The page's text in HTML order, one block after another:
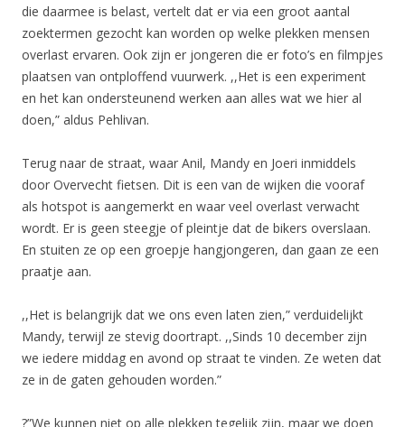
die daarmee is belast, vertelt dat er via een groot aantal
zoektermen gezocht kan worden op welke plekken mensen
overlast ervaren. Ook zijn er jongeren die er foto’s en filmpjes
plaatsen van ontploffend vuurwerk. ,,Het is een experiment
en het kan ondersteunend werken aan alles wat we hier al
doen,” aldus Pehlivan.
Terug naar de straat, waar Anil, Mandy en Joeri inmiddels
door Overvecht fietsen. Dit is een van de wijken die vooraf
als hotspot is aangemerkt en waar veel overlast verwacht
wordt. Er is geen steegje of pleintje dat de bikers overslaan.
En stuiten ze op een groepje hangjongeren, dan gaan ze een
praatje aan.
,,Het is belangrijk dat we ons even laten zien,” verduidelijkt
Mandy, terwijl ze stevig doortrapt. ,,Sinds 10 december zijn
we iedere middag en avond op straat te vinden. Ze weten dat
ze in de gaten gehouden worden.”
?”We kunnen niet op alle plekken tegelijk zijn, maar we doen